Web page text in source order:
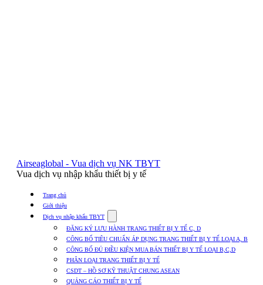
Airseaglobal - Vua dịch vụ NK TBYT
Vua dịch vụ nhập khẩu thiết bị y tế
Trang chủ
Giới thiệu
Dịch vụ nhập khẩu TBYT
submenu
for
Dịch
vụ
nhập
khẩu
TBYT
ĐĂNG KÝ LƯU HÀNH TRANG THIẾT BỊ Y TẾ C, D
CÔNG BỐ TIÊU CHUẨN ÁP DỤNG TRANG THIẾT BỊ Y TẾ LOẠI A, B
CÔNG BỐ ĐỦ ĐIỀU KIỆN MUA BÁN THIẾT BỊ Y TẾ LOẠI B,C,D
PHÂN LOẠI TRANG THIẾT BỊ Y TẾ
CSDT – HỒ SƠ KỸ THUẬT CHUNG ASEAN
QUẢNG CÁO THIẾT BỊ Y TẾ